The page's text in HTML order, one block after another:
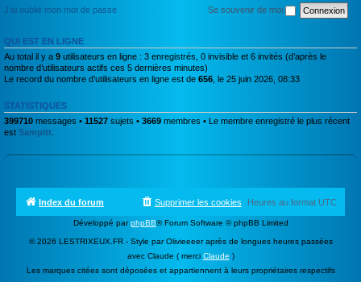
J’ai oublié mon mot de passe
Se souvenir de moi
QUI EST EN LIGNE
Au total il y a 9 utilisateurs en ligne : 3 enregistrés, 0 invisible et 6 invités (d’après le
nombre d’utilisateurs actifs ces 5 dernières minutes)
Le record du nombre d’utilisateurs en ligne est de 656 , le 25 juin 2026, 08:33
STATISTIQUES
399710 messages • 11527 sujets • 3669 membres • Le membre enregistré le plus récent
est Sampitt
Index du forum Heures au format UTC
Supprimer les cookies
Développé parphpBB® Forum Software © phpBB Limited
© 2026 LESTRIXEUX.FR - Style par Olivieeeer après de longues heures passées
avec Claude ( merci Claude )
Les marques citées sont déposées et appartiennent à leurs propriétaires respectifs